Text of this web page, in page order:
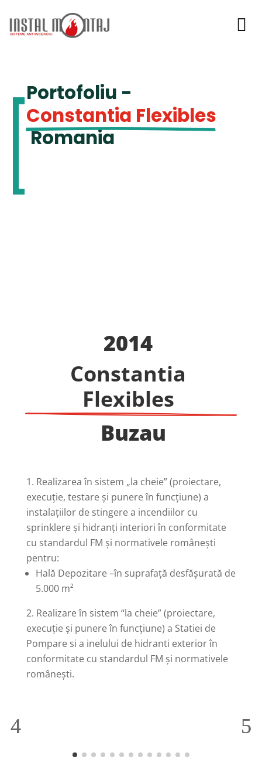

Portofoliu -
Constantia Flexibles
Romania
2014
Constantia
Flexibles
Buzau
Realizarea în sistem „la cheie” (proiectare,
execuție, testare și punere în funcțiune) a
instalațiilor de stingere a incendiilor cu
sprinklere și hidranți interiori în conformitate
cu standardul FM și normativele românești
pentru:
Hală Depozitare –în suprafață desfășurată de
5.000 m²
Realizare în sistem “la cheie” (proiectare,
execuție și punere în funcțiune) a Statiei de
Pompare si a inelului de hidranti exterior în
conformitate cu standardul FM și normativele
românești.